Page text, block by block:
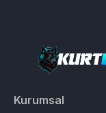
Kurumsal